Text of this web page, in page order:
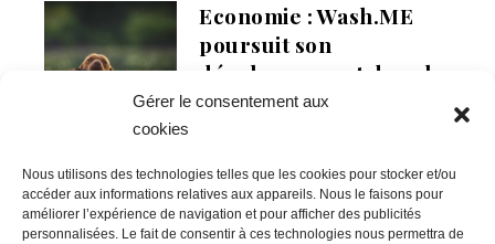
Gérer le consentement aux
cookies
Nous utilisons des technologies telles que les cookies pour stocker et/ou
accéder aux informations relatives aux appareils. Nous le faisons pour
améliorer l’expérience de navigation et pour afficher des publicités
personnalisées. Le fait de consentir à ces technologies nous permettra de
Economie : Wash.ME
poursuit son
développement dans la
région
La Mer Salée, maison
d’édition, soutenue par
300 citoyens